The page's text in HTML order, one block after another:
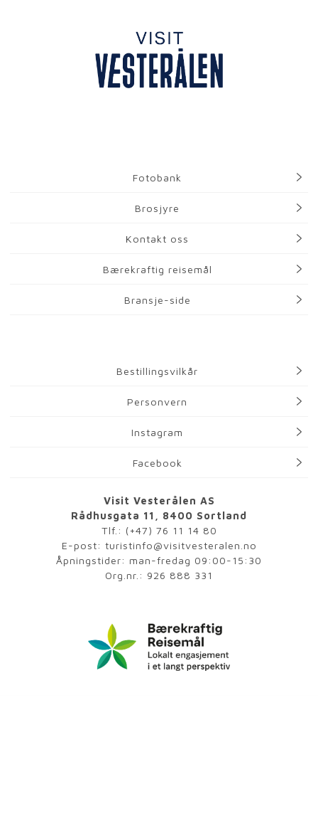
Fotobank
Brosjyre
Kontakt oss
Bærekraftig reisemål
Bransje-side
Bestillingsvilkår
Personvern
Instagram
Facebook
Visit Vesterålen AS
Rådhusgata 11, 8400 Sortland
Tlf.: (+47) 76 11 14 80
E-post: turistinfo@visitvesteralen.no
Åpningstider: man-fredag 09:00-15:30
Org.nr.: 926 888 331